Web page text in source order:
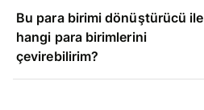
Bu para birimi dönüştürücü ile
hangi para birimlerini
çevirebilirim?